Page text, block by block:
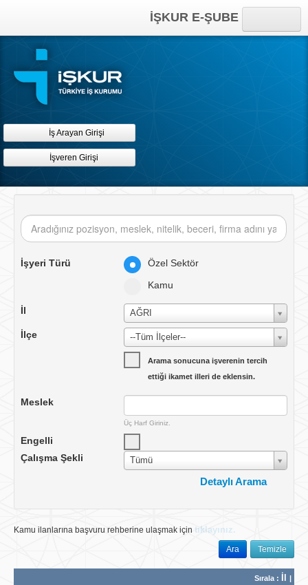
İŞKUR E-ŞUBE
Online İşlemler
İş Arayan Girişi
İşveren Girişi
İşyeri Türü
Özel Sektör
Kamu
İl AĞRI
İlçe --Tüm İlçeler--
Arama sonucuna işverenin tercih
ettiği ikamet illeri de eklensin.
Meslek
Üç Harf Giriniz.
Engelli
Çalışma Şekli
Tümü
Detaylı Arama
Ülke TÜRKİYE
Kamu ilanlarına başvuru rehberine ulaşmak için tıklayınız.
Ara Temizle
Sırala : |